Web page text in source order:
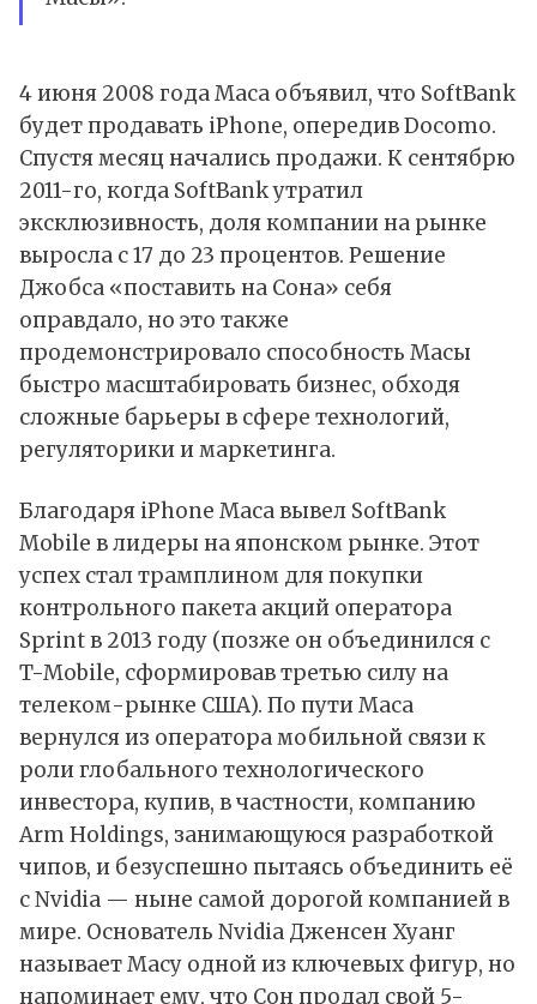
4 июня 2008 года Маса объявил, что SoftBank
будет продавать iPhone, опередив Docomo.
Спустя месяц начались продажи. К сентябрю
2011-го, когда SoftBank утратил
эксклюзивность, доля компании на рынке
выросла с 17 до 23 процентов. Решение
Джобса «поставить на Сона» себя
оправдало, но это также
продемонстрировало способность Масы
быстро масштабировать бизнес, обходя
сложные барьеры в сфере технологий,
регуляторики и маркетинга.
Благодаря iPhone Маса вывел SoftBank
Mobile в лидеры на японском рынке. Этот
успех стал трамплином для покупки
контрольного пакета акций оператора
Sprint в 2013 году (позже он объединился с
T-Mobile, сформировав третью силу на
телеком-рынке США). По пути Маса
вернулся из оператора мобильной связи к
роли глобального технологического
инвестора, купив, в частности, компанию
Arm Holdings, занимающуюся разработкой
чипов, и безуспешно пытаясь объединить её
с Nvidia — ныне самой дорогой компанией в
мире. Основатель Nvidia Дженсен Хуанг
называет Масу одной из ключевых фигур, но
напоминает ему, что Сон продал свой 5-